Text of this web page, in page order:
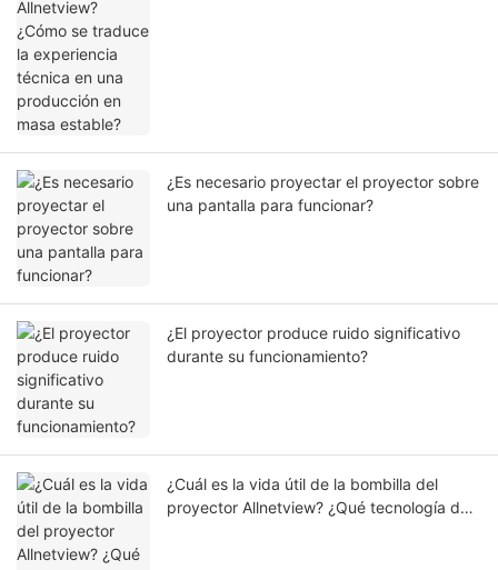
¿Es necesario proyectar el proyector sobre
una pantalla para funcionar?
¿El proyector produce ruido significativo
durante su funcionamiento?
¿Cuál es la vida útil de la bombilla del
proyector Allnetview? ¿Qué tecnología de